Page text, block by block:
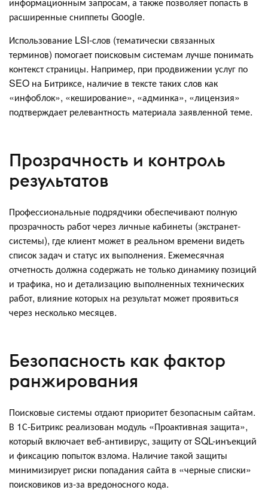
расширенные сниппеты Google.
Использование LSI-слов (тематически связанных
терминов) помогает поисковым системам лучше понимать
контекст страницы. Например, при продвижении услуг по
SEO на Битриксе, наличие в тексте таких слов как
«инфоблок», «кеширование», «админка», «лицензия»
подтверждает релевантность материала заявленной теме.
Прозрачность и контроль
результатов
Профессиональные подрядчики обеспечивают полную
прозрачность работ через личные кабинеты (экстранет-
системы), где клиент может в реальном времени видеть
список задач и статус их выполнения. Ежемесячная
отчетность должна содержать не только динамику позиций
и трафика, но и детализацию выполненных технических
работ, влияние которых на результат может проявиться
через несколько месяцев.
Безопасность как фактор
ранжирования
Поисковые системы отдают приоритет безопасным сайтам.
В 1С-Битрикс реализован модуль «Проактивная защита»,
который включает веб-антивирус, защиту от SQL-инъекций
и фиксацию попыток взлома. Наличие такой защиты
минимизирует риски попадания сайта в «черные списки»
поисковиков из-за вредоносного кода.